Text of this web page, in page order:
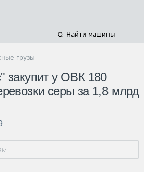
Найти машины
грузы
закупит у ОВК 180
серы за 1,8 млрд